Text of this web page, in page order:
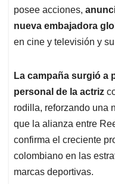
posee acciones,
nueva embajadora
en cine y televisión y
La campaña surgió a
personal de la actriz
rodilla, reforzando una
que la alianza entre
confirma el creciente
colombiano en las
marcas deportivas.